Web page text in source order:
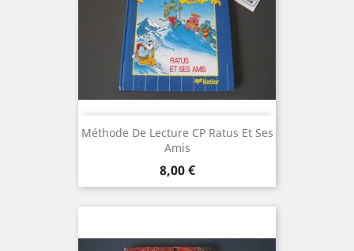
Méthode De Lecture CP Ratus Et Ses
Amis
Prix
8,00 €